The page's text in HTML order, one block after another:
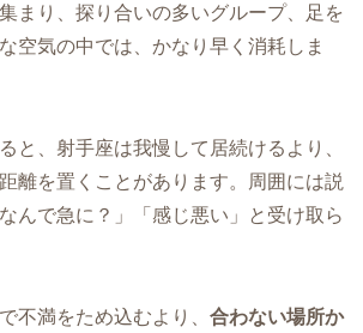
まり、探り合いの多いグループ、足を
空気の中では、かなり早く消耗しま
と、射手座は我慢して居続けるより、
離を置くことがあります。周囲には説
んで急に？」「感じ悪い」と受け取ら
不満をため込むより、 合わない場所か